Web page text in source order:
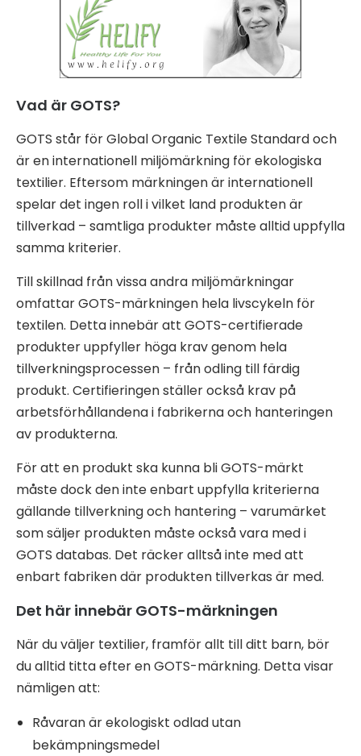
Vad är GOTS?
GOTS står för Global Organic Textile Standard och
är en internationell miljömärkning för ekologiska
textilier. Eftersom märkningen är internationell
spelar det ingen roll i vilket land produkten är
tillverkad – samtliga produkter måste alltid uppfylla
samma kriterier.
Till skillnad från vissa andra miljömärkningar
omfattar GOTS-märkningen hela livscykeln för
textilen. Detta innebär att GOTS-certifierade
produkter uppfyller höga krav genom hela
tillverkningsprocessen – från odling till färdig
produkt. Certifieringen ställer också krav på
arbetsförhållandena i fabrikerna och hanteringen
av produkterna.
För att en produkt ska kunna bli GOTS-märkt
måste dock den inte enbart uppfylla kriterierna
gällande tillverkning och hantering – varumärket
som säljer produkten måste också vara med i
GOTS databas. Det räcker alltså inte med att
enbart fabriken där produkten tillverkas är med.
Det här innebär GOTS-märkningen
När du väljer textilier, framför allt till ditt barn, bör
du alltid titta efter en GOTS-märkning. Detta visar
nämligen att:
Råvaran är ekologiskt odlad utan
bekämpningsmedel